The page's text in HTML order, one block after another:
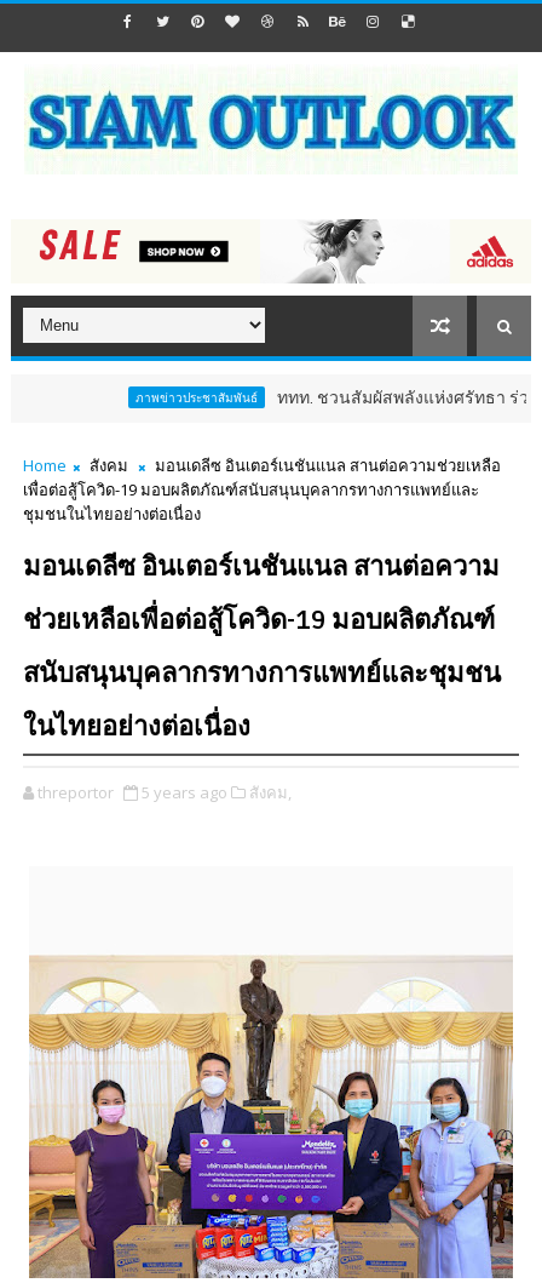
ภาพข่าวประชาสัมพันธ์ ททท. ชวนสัมผัสพลังแห่งศรัทธา ร่วมงาน "ห่มผ้
Home สังคม
มอนเดลีซ อินเตอร์เนชันแนล สานต่อความช่วยเหลือ
เพื่อต่อสู้โควิด-19 มอบผลิตภัณฑ์สนับสนุนบุคลากรทางการแพทย์และ
ชุมชนในไทยอย่างต่อเนื่อง
มอนเดลีซ อินเตอร์เนชันแนล สานต่อความ
ช่วยเหลือเพื่อต่อสู้โควิด-19 มอบผลิตภัณฑ์
สนับสนุนบุคลากรทางการแพทย์และชุมชน
ในไทยอย่างต่อเนื่อง
threportor 5 years ago สังคม,